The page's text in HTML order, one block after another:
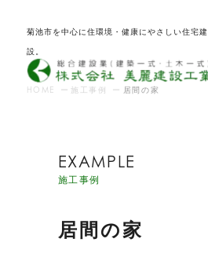
菊池市を中心に住環境・健康にやさしい住宅建
設。
HOME 施工事例 居間の家
EXAMPLE
施工事例
居間の家